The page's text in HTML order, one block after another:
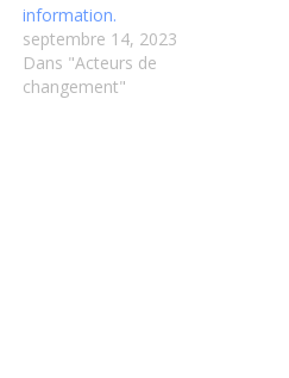
information.
septembre 14, 2023
Dans "Acteurs de
changement"